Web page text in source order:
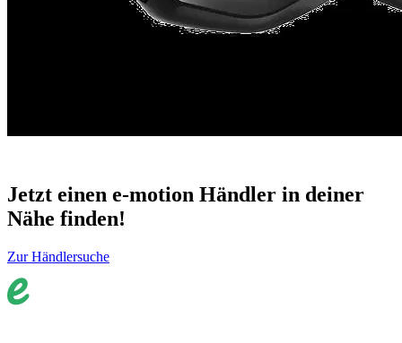
Jetzt einen e-motion Händler in deiner
Nähe finden!
Zur Händlersuche